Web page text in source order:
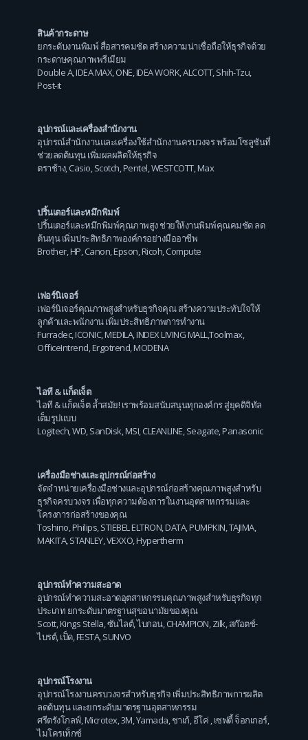
สินค้ากระดาษ
ยกระดับงานพิมพ์ สื่อสารคมชัด สร้างความน่าเชื่อถือให้ธุรกิจด้วย
กระดาษคุณภาพพรีเมียม
Double A, IDEA MAX ONE IDEA WORK ALCOTT, Shih-Tzu
Post-it
อุปกรณ์และเครื่องสำนักงาน
อุปกรณ์สำนักงานและเครื่องใช้สำนักงานครบวงจร พร้อมโซลูชันที่
ช่วยลดต้นทุน เพิ่มผลผลิตให้ธุรกิจ
ตราช้าง,Casio,Scotch,Pentel,WESTCOTT,Max
ปริ้นเตอร์และหมึกพิมพ์
ปริ้นเตอร์และหมึกพิมพ์คุณภาพสูง ช่วยให้งานพิมพ์คุณคมชัด ลด
ต้นทุน เพิ่มประสิทธิภาพองค์กรอย่างมืออาชีพ
Brother,HP,Canon,Epson,Ricoh,Compute
เฟอร์นิเจอร์
เฟอร์นิเจอร์คุณภาพสูงสำหรับธุรกิจคุณ สร้างความประทับใจให้
ลูกค้าและพนักงาน เพิ่มประสิทธิภาพการทำงาน
Furradec,ICONIC,MEDILA,INDEX LIVING MALL,Toolmax,
OfficeIntrend,Ergotrend,MODENA
ไอที & แก็ดเจ็ต
ไอที & แก็ดเจ็ต ล้ำสมัย! เราพร้อมสนับสนุนทุกองค์กร สู่ยุคดิจิทัล
เต็มรูปแบบ
Logitech,WD,SanDisk,MSI,CLEANLINE,Seagate,Panasonic
เครื่องมือช่างและอุปกรณ์ก่อสร้าง
จัดจำหน่ายเครื่องมือช่างและอุปกรณ์ก่อสร้างคุณภาพสูงสำหรับ
ธุรกิจครบวงจร เพื่อทุกความต้องการในงานอุตสาหกรรมและ
โครงการก่อสร้างของคุณ
Toshino,Philips,STIEBEL ELTRON,DATA,PUMPKIN,TAJIMA,
MAKITA,STANLEY,VEXXO,Hypertherm
อุปกรณ์ทำความสะอาด
อุปกรณ์ทำความสะอาดอุตสาหกรรมคุณภาพสูงสำหรับธุรกิจทุก
ประเภท ยกระดับมาตรฐานสุขอนามัยของคุณ
Scott,Kings Stella,ซันไลต์,ไบกอน,CHAMPION,Zilk,สก๊อตช์-
ไบรต์,เป็ด,FESTA,SUNVO
อุปกรณ์โรงงาน
อุปกรณ์โรงงานครบวงจรสำหรับธุรกิจ เพิ่มประสิทธิภาพการผลิต
ลดต้นทุน และยกระดับมาตรฐานอุตสาหกรรม
ศรีตรังโกลฟ์,Microtex,3M,Yamada,ชาเก้,อีโค่ ,เซฟตี้ จ็อกเกอร์,
ไมโครเท็กซ์